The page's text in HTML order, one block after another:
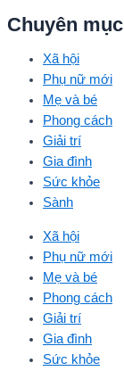
Chuyên mục
Xã hội
Phụ nữ mới
Mẹ và bé
Phong cách
Giải trí
Gia đình
Sức khỏe
Sành
Xã hội
Phụ nữ mới
Mẹ và bé
Phong cách
Giải trí
Gia đình
Sức khỏe